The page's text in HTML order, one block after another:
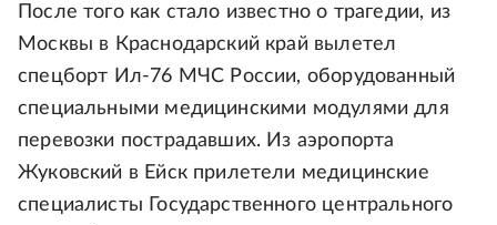
После того как стало известно о трагедии, из
Москвы в Краснодарский край вылетел
спецборт Ил-76 МЧС России, оборудованный
специальными медицинскими модулями для
перевозки пострадавших. Из аэропорта
Жуковский в Ейск прилетели медицинские
специалисты Государственного центрального